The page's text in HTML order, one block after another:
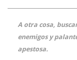
A otra cosa,
enemigos y
apestosa.